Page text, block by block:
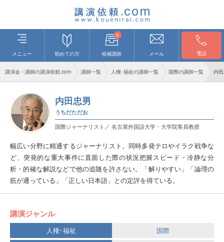
メニュー 初めての方
0
候補講師 メール 電話
講演会・講師の講演依頼.com 講師一覧 人権･福祉の講師一覧 国際の講師一覧 内
内田忠男
うちだただお
国際ジャーナリスト／ 名古屋外国語大学・大学院客員教授
幅広い分野に精通するジャーナリスト。同時多発テロやイラク戦争な
ど、突発的な重大事件に直面した際の状況把握スピード・冷静な分
析・的確な解説などで他の追随を許さない。「解りやすい」「論理の
筋が通っている」「正しい日本語」との定評を得ている。
講演ジャンル
人権･福祉
国際